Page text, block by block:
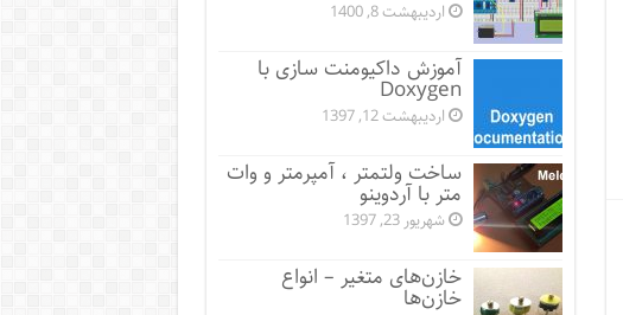
اردیبهشت 8, 1400
آموزش داکیومنت سازی با
Doxygen
اردیبهشت 12, 1397
ساخت ولتمتر ، آمپرمتر و وات
متر با آردوینو
شهریور 23, 1397
خازن‌های متغیر – انواع
خازن‌ها